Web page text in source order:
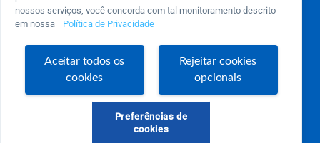
Sebrae foi criada para entregar conteúdos em diversos formatos, inovadores,
pertinentes e temas específicos que se conecte com a realidade da sua empresa.
empreendedora.
atendimentosebraepr@pr.sebrae.com.br
nossos serviços, você concorda com tal monitoramento descrito
em nossa
Política de Privacidade
Aceitar todos os
cookies
Rejeitar cookies
opcionais
Preferências de
cookies